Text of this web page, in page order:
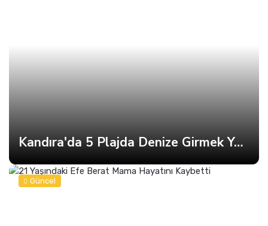
Kandıra'da 5 Plajda Denize Girmek Yasaklandı
Güncel